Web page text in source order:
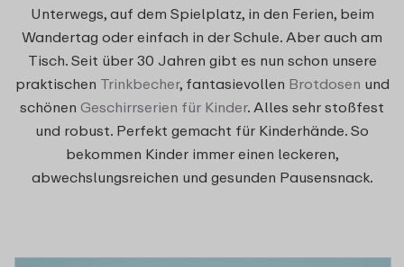
Unterwegs, auf dem Spielplatz, in den Ferien, beim
Wandertag oder einfach in der Schule. Aber auch am
Tisch. Seit über 30 Jahren gibt es nun schon unsere
praktischen Trinkbecher, fantasievollen Brotdosen und
schönen Geschirrserien für Kinder. Alles sehr stoßfest
und robust. Perfekt gemacht für Kinderhände. So
bekommen Kinder immer einen leckeren,
abwechslungsreichen und gesunden Pausensnack.